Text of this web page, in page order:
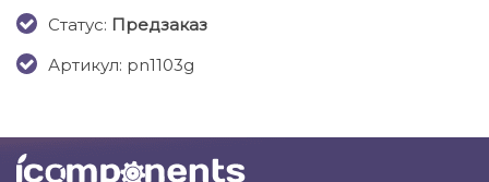
Cтатус: Предзаказ
Артикул: pn1103g